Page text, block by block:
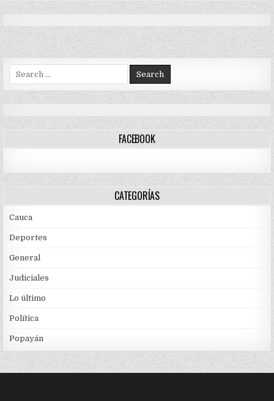
SUR
Search
for:
FACEBOOK
CATEGORÍAS
Cauca
Deportes
General
Judiciales
Lo último
Política
Popayán